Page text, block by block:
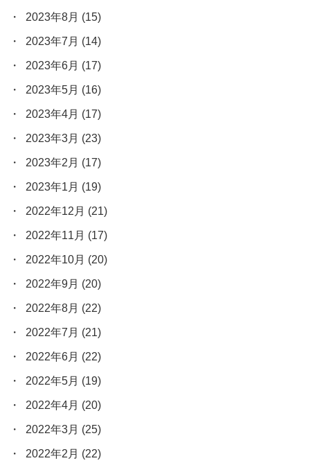
2023年8月 (15)
2023年7月 (14)
2023年6月 (17)
2023年5月 (16)
2023年4月 (17)
2023年3月 (23)
2023年2月 (17)
2023年1月 (19)
2022年12月 (21)
2022年11月 (17)
2022年10月 (20)
2022年9月 (20)
2022年8月 (22)
2022年7月 (21)
2022年6月 (22)
2022年5月 (19)
2022年4月 (20)
2022年3月 (25)
2022年2月 (22)